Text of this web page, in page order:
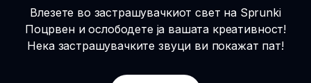
Влезете во застрашувачкиот свет на Sprunki
Поцрвен и ослободете ја вашата креативност!
Нека застрашувачките звуци ви покажат пат!